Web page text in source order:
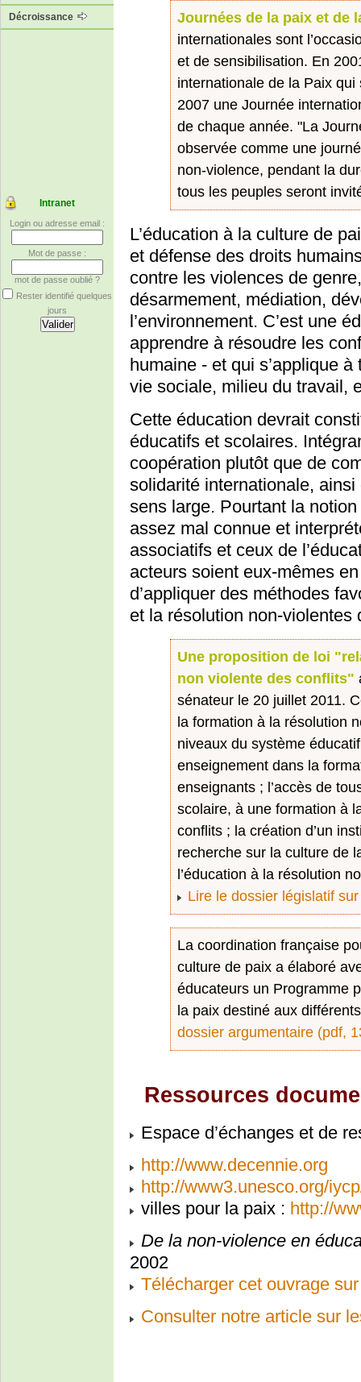
Décroissance
Intranet
Login ou adresse email :
Mot de passe :
mot de passe oublié ?
Rester identifié quelques
jours
Journées de la paix et de
internationales sont
et de sensibilisation. En
internationale de la Paix
2007 une Journée
de chaque année. "La
observée comme une
non-violence, pendant la
tous les peuples seront
L’éducation à la culture de
et défense des droits
contre les violences de
désarmement, médiation,
l’environnement. C’est une
apprendre à résoudre les
humaine - et qui s’applique
vie sociale, milieu du travail,
Cette éducation devrait
éducatifs et scolaires.
coopération plutôt que de
solidarité internationale,
sens large. Pourtant la
assez mal connue et
associatifs et ceux de
acteurs soient eux-mêmes
d’appliquer des méthodes
et la résolution non-violentes
Une proposition de loi
non violente des conflits"
sénateur le 20 juillet 2011.
la formation à la résolution
niveaux du système
enseignement dans la
enseignants ; l’accès de
scolaire, à une formation à
conflits ; la création d’un
recherche sur la culture de
l’éducation à la résolution
Lire le dossier législatif
La coordination française
culture de paix a élaboré
éducateurs un Programme
la paix destiné aux
dossier argumentaire (pdf,
Ressources
Espace d’échanges et de
http://www.decennie.org
http://www3.unesco.org/
villes pour la paix : http://
De la non-violence en
2002
Télécharger cet ouvrage
Consulter notre article sur